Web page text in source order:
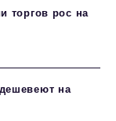
торгов рос на
на